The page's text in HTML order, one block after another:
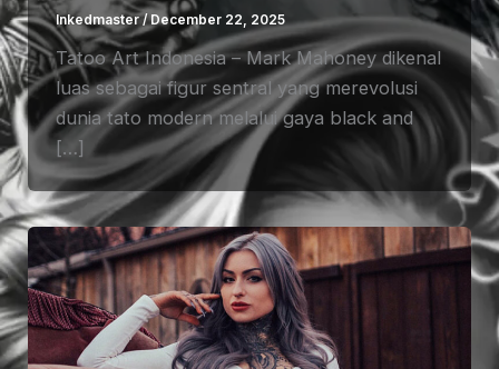
Inkedmaster/December 22, 2025
Tatoo Art Indonesia – Mark Mahoney dikenal
luas sebagai figur sentral yang merevolusi
dunia tato modern melalui gaya black and
[…]